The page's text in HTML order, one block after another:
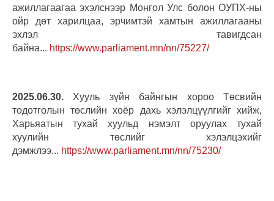
ажиллагаагаа эхэлснээр Монгол Улс болон ОУПХ-ны
ойр дөт харилцаа, эрчимтэй хамтын ажиллагааны
эхлэл тавигдсан
байна... https://www.parliament.mn/nn/75227/
2025.06.30. Хууль зүйн байнгын хороо Төсвийн
тодотголын төслийн хоёр дахь хэлэлцүүлгийг хийж,
Харьяатын тухай хуульд нэмэлт оруулах тухай
хуулийн төслийг хэлэлцэхийг
дэмжлээ... https://www.parliament.mn/nn/75230/